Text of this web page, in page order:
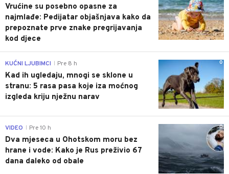
Vrućine su posebno opasne za
najmlađe: Pedijatar objašnjava kako da
prepoznate prve znake pregrijavanja
kod djece
0
KUĆNI LJUBIMCI Pre 8 h
Kad ih ugledaju, mnogi se sklone u
stranu: 5 rasa pasa koje iza moćnog
izgleda kriju nježnu narav
0
VIDEO Pre 10 h
Dva mjeseca u Ohotskom moru bez
hrane i vode: Kako je Rus preživio 67
dana daleko od obale